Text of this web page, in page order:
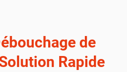
de
Rapide